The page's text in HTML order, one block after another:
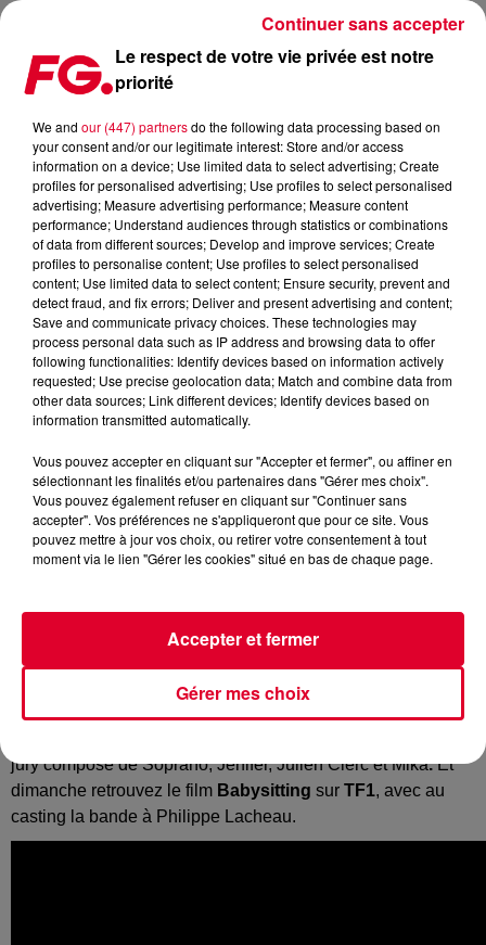
PROGRAMME TV DU 08 AU 10 FÉVRIER
Publié : 8 février 2019 à 17h00 par Julien Claude Penegry
Retrouvez tous les bons plans
écrans, séries et web sélectionnés
par l'Happy Hour.
Les Victoires de la musique
retransmises vendredi en direct sur
à partir de 21h.
jury composé de Soprano, Jenifer, Julien Clerc et Mika.Et
dimanche retrouvez le film Babysitting sur TF1, avec au
casting la bande à Philippe Lacheau.
Le respect de votre vie privée est notre
priorité
We and our (447) partnersdo the following data processing based on
your consent and/or our legitimate interest: Store and/or access
information on a device; Use limited data to select advertising; Create
profiles for personalised advertising; Use profiles to select personalised
advertising; Measure advertising performance; Measure content
performance; Understand audiences through statistics or combinations
of data from different sources; Develop and improve services; Create
profiles to personalise content; Use profiles to select personalised
content; Use limited data to select content; Ensure security, prevent and
detect fraud, and fix errors; Deliver and present advertising and content;
Save and communicate privacy choices. These technologies may
process personal data such as IP address and browsing data to offer
following functionalities: Identify devices based on information actively
requested; Use precise geolocation data; Match and combine data from
other data sources; Link different devices; Identify devices based on
information transmitted automatically.
Vous pouvez accepter en cliquant sur "Accepter et fermer", ou affiner en
sélectionnant les finalités et/ou partenaires dans "Gérer mes choix".
Vous pouvez également refuser en cliquant sur "Continuer sans
accepter". Vos préférences ne s'appliqueront que pour ce site. Vous
pouvez mettre à jour vos choix, ou retirer votre consentement à tout
moment via le lien "Gérer les cookies" situé en bas de chaque page.
Gérer mes choix
Accepter et fermer
Continuer sans accepter